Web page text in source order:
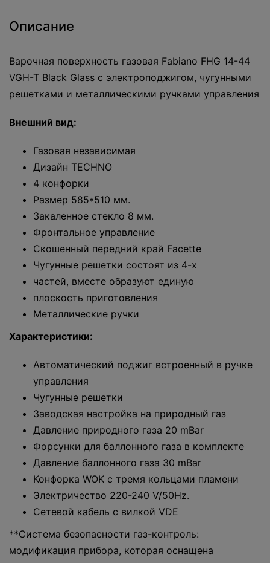
Описание
Варочная поверхность газовая Fabiano FHG 14-44
VGH-T Black Glass с электроподжигом, чугунными
решетками и металлическими ручками управления
Внешний вид:
Газовая независимая
Дизайн TECHNO
4 конфорки
Размер 585*510 мм.
Закаленное стекло 8 мм.
Фронтальное управление
Скошенный передний край Facette
Чугунные решетки состоят из 4-х
частей, вместе образуют единую
плоскость приготовления
Металлические ручки
Характериcтики:
Автоматический поджиг встроенный в ручке
управления
Чугунные решетки
Заводская настройка на природный газ
Давление природного газа 20 mBar
Форсунки для баллонного газа в комплекте
Давление баллонного газа 30 mBar
Конфорка WOK с тремя кольцами пламени
Электричество 220-240 V/50Hz.
Сетевой кабель с вилкой VDE
**Система безопасности газ-контроль:
модификация прибора, которая оснащена